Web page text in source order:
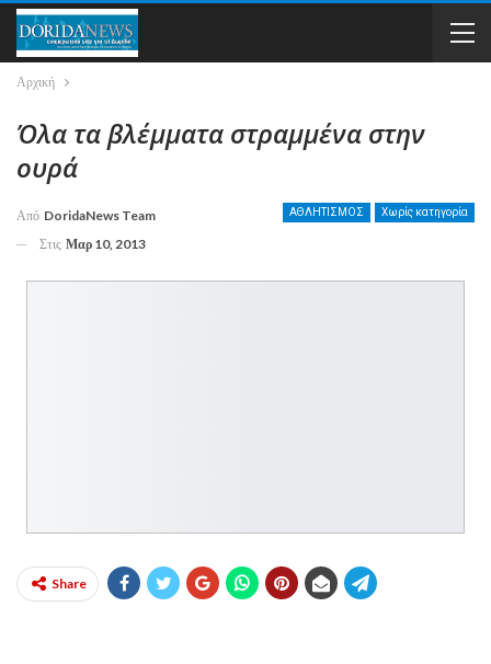
Αρχική
Όλα τα βλέμματα στραμμένα στην
ουρά
ΑΘΛΗΤΙΣΜΟΣ Χωρίς κατηγορία
Από DoridaNews Team
Στις Μαρ 10, 2013
Share